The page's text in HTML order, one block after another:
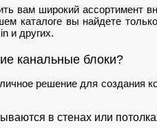
вам широкий ассортимент
каталоге вы найдете
и других.
канальные блоки?
решение для создания
в стенах или